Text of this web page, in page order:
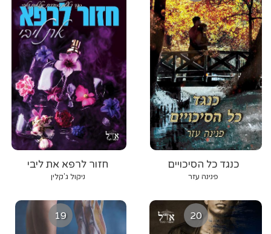
חזור לרפא את ליבי
ניקול ג'קלין
כנגד כל הסיכויים
פנינה עזר
19 20